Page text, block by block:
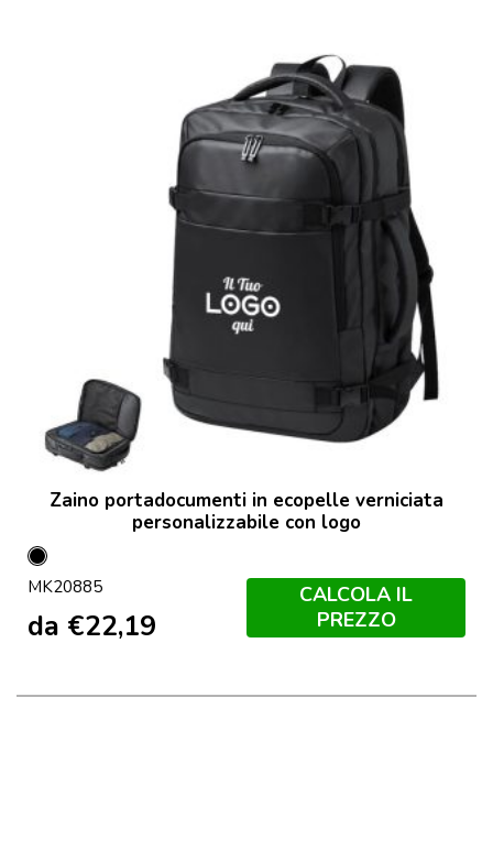
Zaino portadocumenti in ecopelle verniciata
personalizzabile con logo
Nero
MK20885
da €22,19
CALCOLA IL
PREZZO